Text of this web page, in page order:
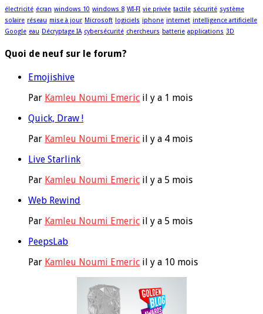
électricité écran windows 10 windows 8 WI-FI vie privée tactile sécurité système
solaire réseau mise à jour Microsoft logiciels iphone internet intelligence artificielle
Google eau Décryptage IA cybersécurité chercheurs batterie applications 3D
Quoi de neuf sur le forum?
Emojishive
Par Kamleu Noumi Emeric il y a 1 mois
Quick, Draw !
Par Kamleu Noumi Emeric il y a 4 mois
Live Starlink
Par Kamleu Noumi Emeric il y a 5 mois
Web Rewind
Par Kamleu Noumi Emeric il y a 5 mois
PeepsLab
Par Kamleu Noumi Emeric il y a 10 mois